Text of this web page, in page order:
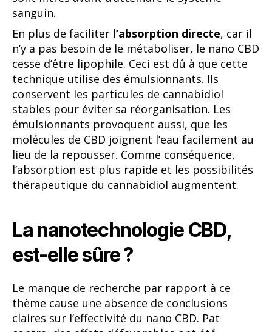
sanguin.
En plus de faciliter l’absorption directe, car il
n’y a pas besoin de le métaboliser, le nano CBD
cesse d’être lipophile. Ceci est dû à que cette
technique utilise des émulsionnants. Ils
conservent les particules de cannabidiol
stables pour éviter sa réorganisation. Les
émulsionnants provoquent aussi, que les
molécules de CBD joignent l’eau facilement au
lieu de la repousser. Comme conséquence,
l’absorption est plus rapide et les possibilités
thérapeutique du cannabidiol augmentent.
La nanotechnologie CBD,
est-elle sûre ?
Le manque de recherche par rapport à ce
thème cause une absence de conclusions
claires sur l’effectivité du nano CBD. Pat